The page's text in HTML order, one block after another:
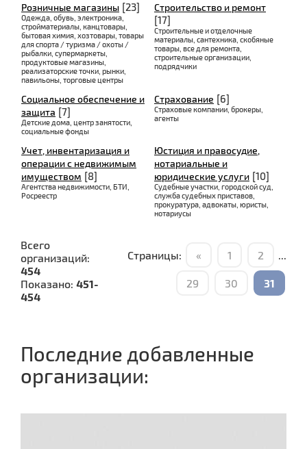
Розничные магазины [23]
Одежда, обувь, электроника,
стройматериалы, канцтовары,
бытовая химия, хозтовары, товары
для спорта / туризма / охоты /
рыбалки, супермаркеты,
продуктовые магазины,
реализаторские точки, рынки,
павильоны, торговые центры
Строительство и ремонт
[17]
Строительные и отделочные
материалы, сантехника, скобяные
товары, все для ремонта,
строительные организации,
подрядчики
Социальное обеспечение и
защита [7]
Детские дома, центр занятости,
социальные фонды
Страхование [6]
Страховые компании, брокеры,
агенты
Учет, инвентаризация и
операции с недвижимым
имуществом [8]
Агентства недвижимости, БТИ,
Росреестр
Юстиция и правосудие,
нотариальные и
юридические услуги [10]
Судебные участки, городской суд,
служба судебных приставов,
прокуратура, адвокаты, юристы,
нотариусы
Всего
организаций:
454
Показано: 451-
454
Страницы: « 1 2 ...
29 30 31
Последние добавленные
организации: